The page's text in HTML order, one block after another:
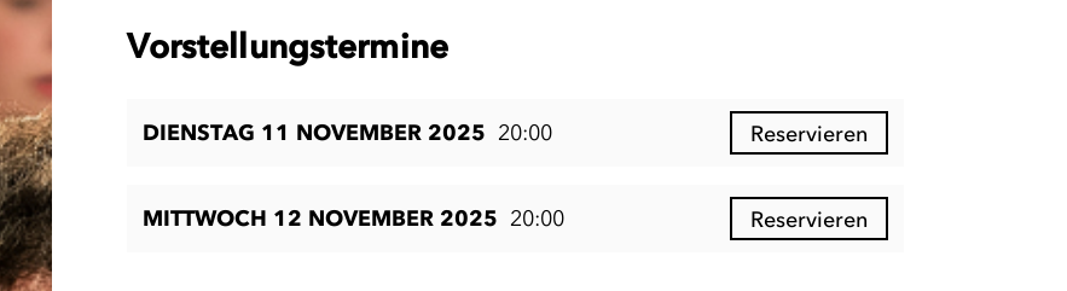
Vorstellungstermine
DIENSTAG 11 NOVEMBER 2025 20:00 Reservieren
MITTWOCH 12 NOVEMBER 2025 20:00 Reservieren